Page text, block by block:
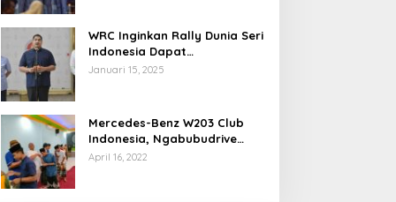
WRC Inginkan Rally Dunia Seri
Indonesia Dapat
Terselenggara 2026
Januari 15, 2025
Mercedes-Benz W203 Club
Indonesia, Ngabubudrive
Ramadhan 2022
April 16, 2022